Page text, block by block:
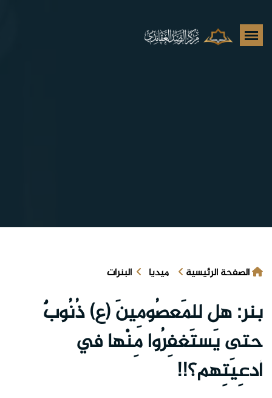
الصفحة الرئيسية ميديا البنرات
بنر: هل للمَعصُومِينَ (ع) ذُنُوبٌ
حتى يَستَغفِرُوا مِنْها في
أدعِيَتِهم؟!!